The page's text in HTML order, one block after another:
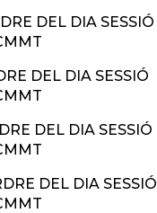
DEL DIA SESSIÓ
DEL DIA SESSIÓ
DEL DIA SESSIÓ
DEL DIA SESSIÓ